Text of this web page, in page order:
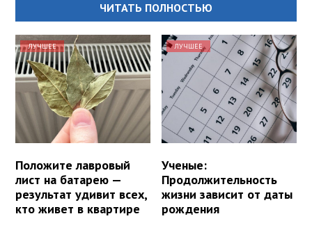
ЧИТАТЬ ПОЛНОСТЬЮ
ЛУЧШЕЕ
Положите лавровый
лист на батарею —
результат удивит всех,
кто живет в квартире
ЛУЧШЕЕ
Ученые:
Продолжительность
жизни зависит от даты
рождения